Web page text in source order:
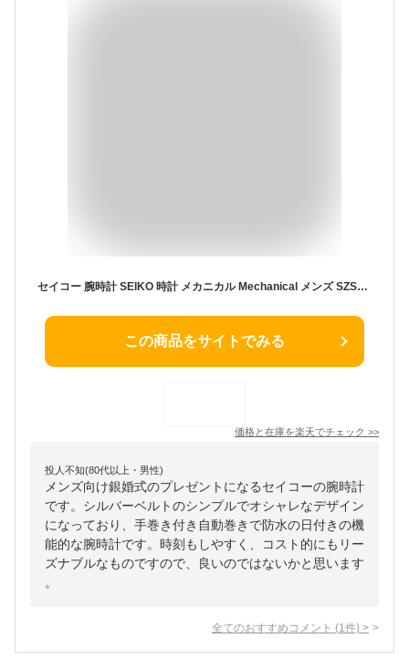
セイコー 腕時計 SEIKO 時計 メカニカル Mechanical メンズ SZSB012 男性 シルバー 機械式 自動巻 手巻つき 人気 おすすめ おしゃれ ブランド プレゼント ギフト 夫 旦那 父 父親 お父さん 誕生日 銀婚式 婚約 結婚 記念 観光 旅行 遠足 新生活 入学 卒業
この商品をサイトでみる
価格と在庫を楽天でチェック >>
投人不知(80代以上・男性)
メンズ向け銀婚式のプレゼントになるセイコーの腕時計
です。シルバーベルトのシンプルでオシャレなデザイン
になっており、手巻き付き自動巻きで防水の日付きの機
能的な腕時計です。時刻もしやすく、コスト的にもリー
ズナブルなものですので、良いのではないかと思います
。
全てのおすすめコメント (1 件) >